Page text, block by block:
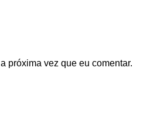
próxima vez que eu comentar.